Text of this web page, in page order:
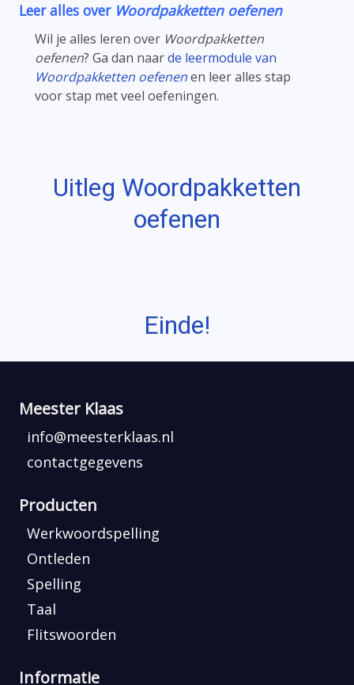
Leer alles over Woordpakketten oefenen
Wil je alles leren over Woordpakketten
oefenen? Ga dan naarde leermodule van
Woordpakketten oefenenen leer alles stap
voor stap met veel oefeningen.
Uitleg Woordpakketten
oefenen
Einde!
Meester Klaas
info@meesterklaas.nl
contactgegevens
Producten
Werkwoordspelling
Ontleden
Spelling
Taal
Flitswoorden
Informatie